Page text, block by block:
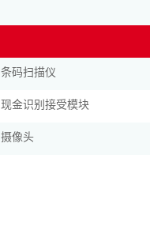
条码扫描仪
现金识别接受模块
摄像头